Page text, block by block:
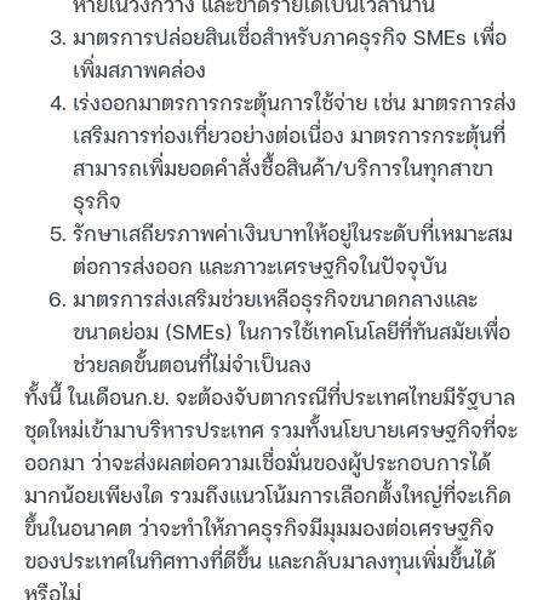
มาตรการปล่อยสินเชื่อสำหรับภาคธุรกิจ SMEs เพื่อ
เพิ่มสภาพคล่อง
เร่งออกมาตรการกระตุ้นการใช้จ่าย เช่น มาตรการส่ง
เสริมการท่องเที่ยวอย่างต่อเนื่อง มาตรการกระตุ้นที่
สามารถเพิ่มยอดคำสั่งซื้อสินค้า/บริการในทุกสาขา
ธุรกิจ
รักษาเสถียรภาพค่าเงินบาทให้อยู่ในระดับที่เหมาะสม
ต่อการส่งออก และภาวะเศรษฐกิจในปัจจุบัน
มาตรการส่งเสริมช่วยเหลือธุรกิจขนาดกลางและ
ขนาดย่อม (SMEs) ในการใช้เทคโนโลยีที่ทันสมัยเพื่อ
ช่วยลดขั้นตอนที่ไม่จำเป็นลง
ทั้งนี้ ในเดือนก.ย. จะต้องจับตากรณีที่ประเทศไทยมีรัฐบาล
ชุดใหม่เข้ามาบริหารประเทศ รวมทั้งนโยบายเศรษฐกิจที่จะ
ออกมา ว่าจะส่งผลต่อความเชื่อมั่นของผู้ประกอบการได้
มากน้อยเพียงใด รวมถึงแนวโน้มการเลือกตั้งใหญ่ที่จะเกิด
ขึ้นในอนาคต ว่าจะทำให้ภาคธุรกิจมีมุมมองต่อเศรษฐกิจ
ของประเทศในทิศทางที่ดีขึ้น และกลับมาลงทุนเพิ่มขึ้นได้
หรือไม่